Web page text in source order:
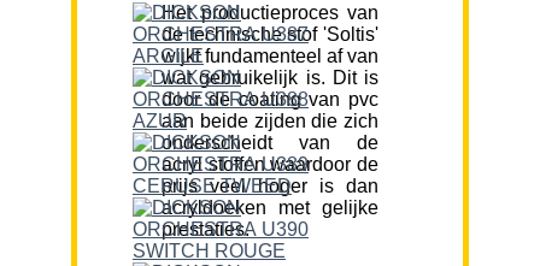
Het productieproces van
de technische stof 'Soltis'
wijkt fundamenteel af van
wat gebruikelijk is. Dit is
door de coating van pvc
aan beide zijden die zich
onderscheidt van de
acryl stoffen waardoor de
prijs veel hoger is dan
acryldoeken met gelijke
prestaties.